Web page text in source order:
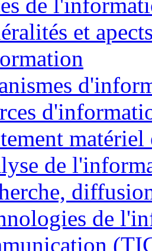
de
et
matériel
de
de